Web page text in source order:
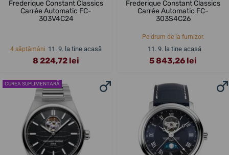
Frederique Constant Classics
Carrée Automatic FC-
303V4C24
4 săptămâni 11. 9. la tine acasă
8 224,72 lei
Frederique Constant Classics
Carrée Automatic FC-
303S4C26
Pe drum de la furnizor.
11. 9. la tine acasă
5 843,26 lei
CUREA SUPLIMENTARĂ